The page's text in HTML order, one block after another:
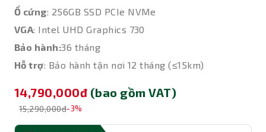
Ổ cứng: 256GB SSD PCIe NVMe
VGA: Intel UHD Graphics 730
Bảo hành:36 tháng
Hỗ trợ: Bảo hành tận nơi 12 tháng (≤15km)
14,790,000đ (bao gồm VAT)
15,290,000đ-3%